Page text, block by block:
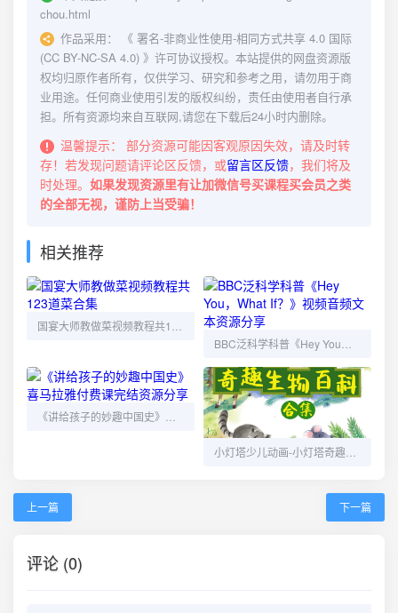
chou.html
作品采用：
《 署名-非商业性使用-相同方式共享 4.0 国际
(CC BY-NC-SA 4.0) 》许可协议授权。本站提供的网盘资源版
权均归原作者所有，仅供学习、研究和参考之用，请勿用于商
业用途。任何商业使用引发的版权纠纷，责任由使用者自行承
担。所有资源均来自互联网,请您在下载后24小时内删除。
温馨提示：
部分资源可能因客观原因失效，请及时转
存！若发现问题请评论区反馈，或留言区反馈，我们将及
时处理。 如果发现资源里有让加微信号买课程买会员之类
的全部无视，谨防上当受骗！
相关推荐
上一篇 下一篇
评论 (0)